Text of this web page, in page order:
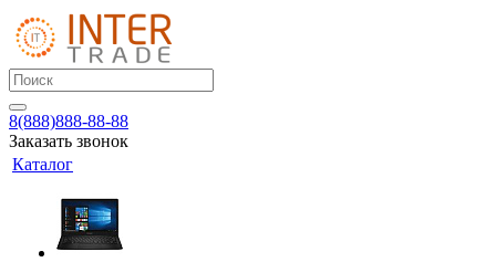
8(888)888-88-88
Заказать звонок
Каталог